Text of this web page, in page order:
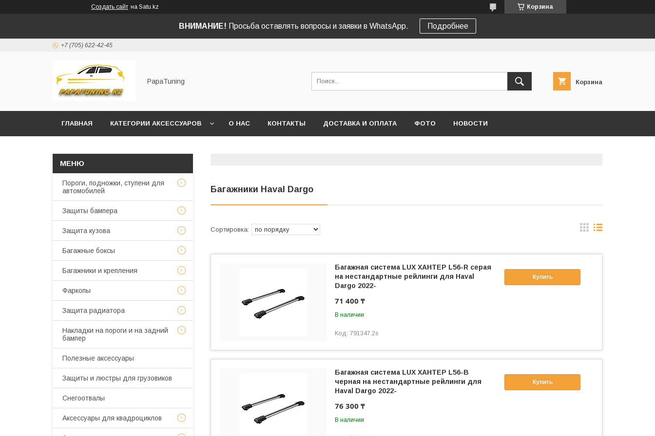
Создать сайт на Satu.kz Корзина
ВНИМАНИЕ! Просьба оставлять вопросы и заявки в WhatsApp. Подробнее
+7 (705) 622-42-45
PapaTuning Корзина
ГЛАВНАЯ КАТЕГОРИИ АКСЕССУАРОВ О НАС КОНТАКТЫ ДОСТАВКА И ОПЛАТА ФОТО НОВОСТИ
Багажники Haval Dargo
Купить
Багажная система LUX ХАНТЕР L56-R серая
на нестандартные рейлинги для Haval
Dargo 2022-
71 400 ₸
В наличии
791347.2s
Купить
Багажная система LUX ХАНТЕР L56-B
черная на нестандартные рейлинги для
Haval Dargo 2022-
76 300 ₸
В наличии
Пороги, подножки, ступени для
автомобилей
Защиты бампера
Защита кузова
Багажные боксы
Багажники и крепления
Фаркопы
Защита радиатора
Накладки на пороги и на задний
бампер
Полезные аксессуары
Защиты и люстры для грузовиков
Снегоотвалы
Аксессуары для квадроциклов